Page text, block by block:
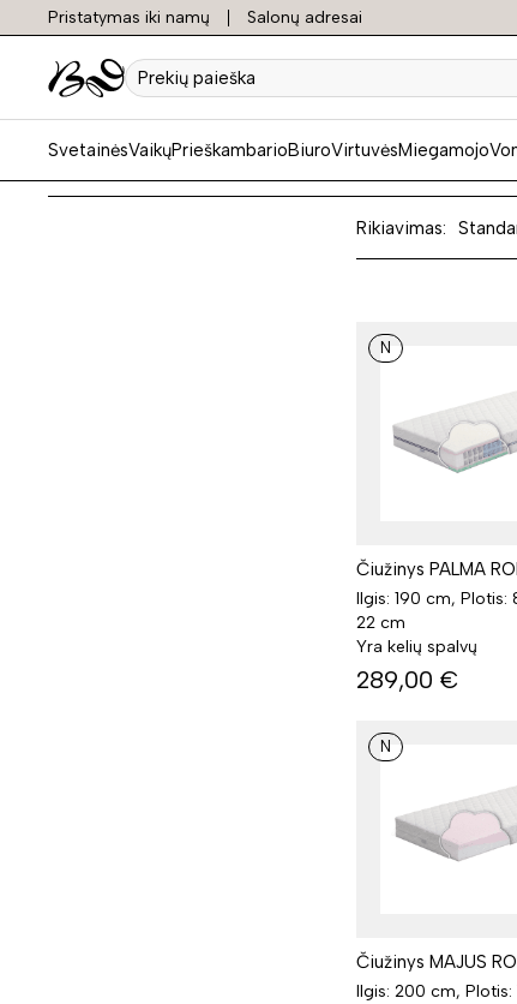
Pristatymas iki namų Salonų adresai
Prekių
paieška
SvetainėsVaikųPrieškambarioBiuroVirtuvėsMiegamojo
Rikiavimas:
N
Čiužinys PALMA
Ilgis: 190 cm, Plotis:
22 cm
Yra kelių spalvų
289,00 €
N
Čiužinys MAJUS
Ilgis: 200 cm, Plotis: